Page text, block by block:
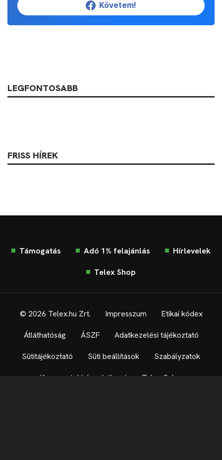
Követem!
LEGFONTOSABB
FRISS HÍREK
Támogatás Adó 1% felajánlás Hírlevelek
Telex Shop
© 2026 Telex.hu Zrt. Impresszum Etikai kódex
Átláthatóság ÁSZF Adatkezelési tájékoztató
Sütitájékoztató Süti beállítások Szabályzatok
Kommentelési szabályzat Telex Sales